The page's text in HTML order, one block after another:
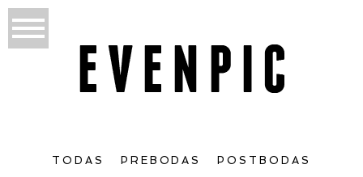
TODAS PREBODAS POSTBODAS